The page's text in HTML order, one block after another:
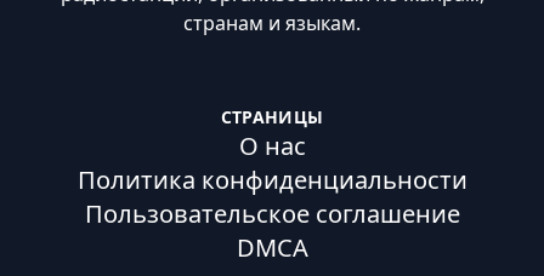
странам и языкам.
СТРАНИЦЫ
О нас
Политика конфиденциальности
Пользовательское соглашение
DMCA